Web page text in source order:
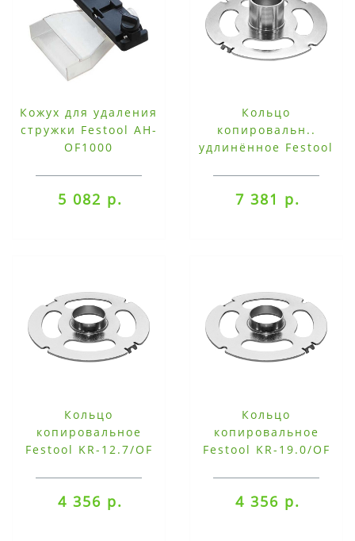
Кожух для удаления
стружки Festool AH-
OF1000
5 082 р.
Кольцо
копировальн..
удлинённое Festool
7 381 р.
Кольцо
копировальное
Festool KR-12.7/OF
4 356 р.
Кольцо
копировальное
Festool KR-19.0/OF
4 356 р.